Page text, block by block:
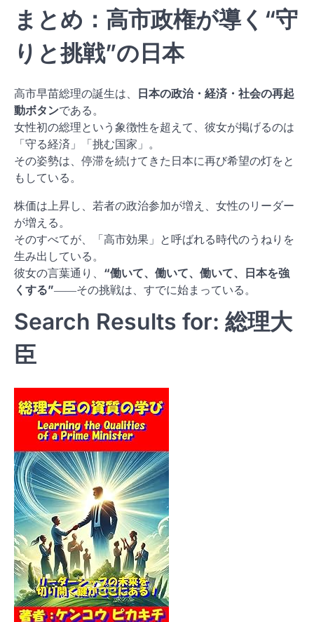
まとめ：高市政権が導く“守
りと挑戦”の日本
高市早苗総理の誕生は、 日本の政治・経済・社会の再起
動ボタンである。
女性初の総理という象徴性を超えて、彼女が掲げるのは
「守る経済」「挑む国家」。
その姿勢は、停滞を続けてきた日本に再び希望の灯をと
もしている。
株価は上昇し、若者の政治参加が増え、女性のリーダー
が増える。
そのすべてが、「高市効果」と呼ばれる時代のうねりを
生み出している。
彼女の言葉通り、 “働いて、働いて、働いて、日本を強
くする”――その挑戦は、すでに始まっている。
Search Results for: 総理大
臣